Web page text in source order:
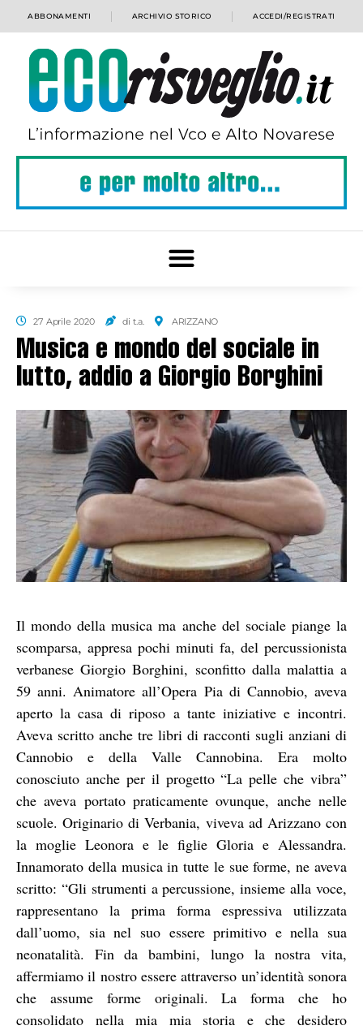
ABBONAMENTI ARCHIVIO STORICO ACCEDI/REGISTRATI
27 Aprile 2020 di t.a. ARIZZANO
Musica e mondo del sociale in
lutto, addio a Giorgio Borghini
Il mondo della musica ma anche del sociale piange la
scomparsa, appresa pochi minuti fa, del percussionista
verbanese Giorgio Borghini, sconfitto dalla malattia a
59 anni. Animatore all’Opera Pia di Cannobio, aveva
aperto la casa di riposo a tante iniziative e incontri.
Aveva scritto anche tre libri di racconti sugli anziani di
Cannobio e della Valle Cannobina. Era molto
conosciuto anche per il progetto “La pelle che vibra”
che aveva portato praticamente ovunque, anche nelle
scuole. Originario di Verbania, viveva ad Arizzano con
la moglie Leonora e le figlie Gloria e Alessandra.
Innamorato della musica in tutte le sue forme, ne aveva
scritto: “Gli strumenti a percussione, insieme alla voce,
rappresentano la prima forma espressiva utilizzata
dall’uomo, sia nel suo essere primitivo e nella sua
neonatalità. Fin da bambini, lungo la nostra vita,
affermiamo il nostro essere attraverso un’identità sonora
che assume forme originali. La forma che ho
consolidato nella mia mia storia e che desidero